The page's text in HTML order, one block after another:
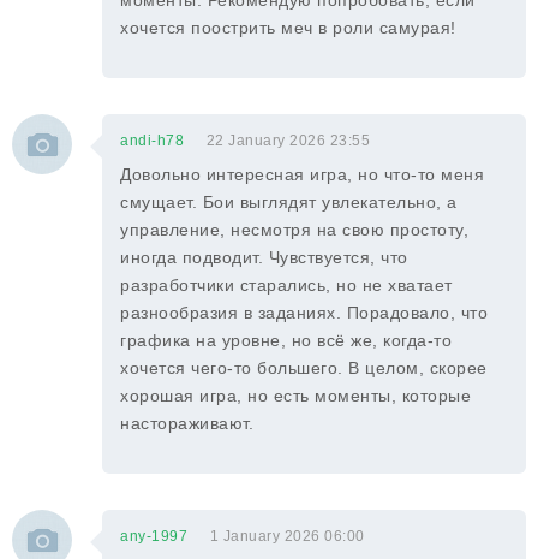
хочется поострить меч в роли самурая!
andi-h78 22 January 2026 23:55
Довольно интересная игра, но что-то меня
смущает. Бои выглядят увлекательно, а
управление, несмотря на свою простоту,
иногда подводит. Чувствуется, что
разработчики старались, но не хватает
разнообразия в заданиях. Порадовало, что
графика на уровне, но всё же, когда-то
хочется чего-то большего. В целом, скорее
хорошая игра, но есть моменты, которые
настораживают.
any-1997 1 January 2026 06:00